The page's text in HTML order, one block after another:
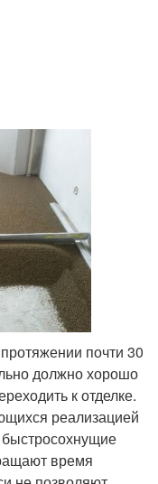
почти 30
должно хорошо
к отделке.
реализацией
время